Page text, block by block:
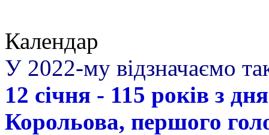
Календар
У 2022-му відзначаємо
12 січня - 115 років з
Корольова, першого